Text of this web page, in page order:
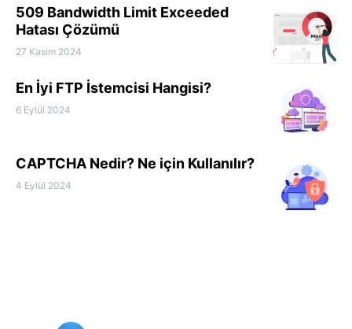
509 Bandwidth Limit Exceeded
Hatası Çözümü
27 Kasım 2024
En İyi FTP İstemcisi Hangisi?
6 Eylül 2024
CAPTCHA Nedir? Ne için Kullanılır?
4 Eylül 2024